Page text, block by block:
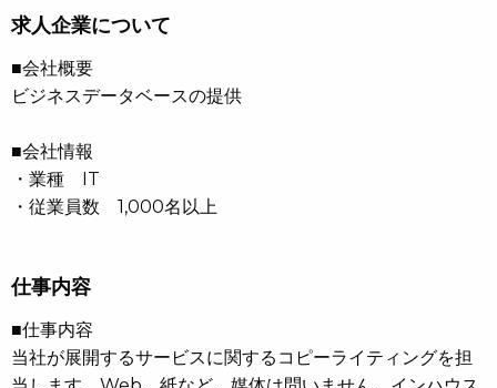
求人企業について
■会社概要
ビジネスデータベースの提供
■会社情報
・業種 IT
・従業員数 1,000名以上
仕事内容
■仕事内容
当社が展開するサービスに関するコピーライティングを担